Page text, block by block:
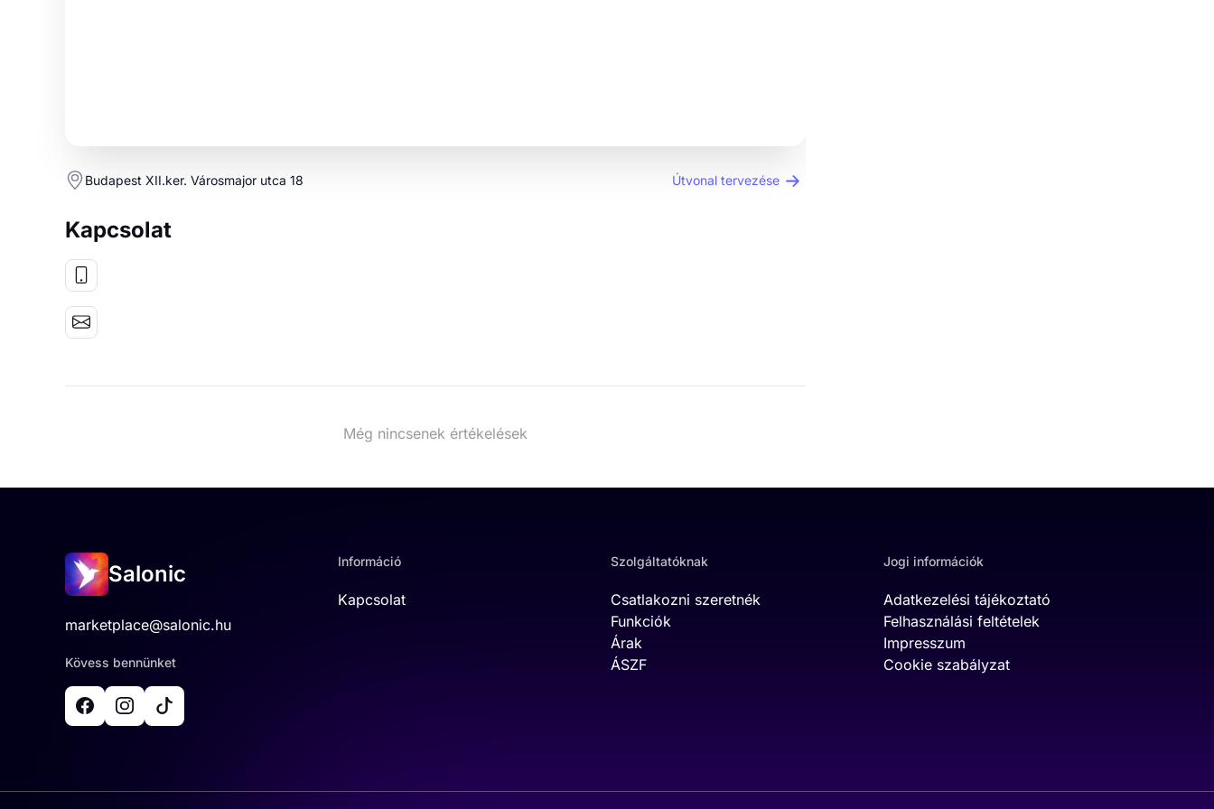
Budapest XII.ker. Városmajor utca 18 Útvonal tervezése
Kapcsolat
Még nincsenek értékelések
Salonic
marketplace@salonic.hu
Kövess bennünket
Információ
Kapcsolat
Szolgáltatóknak
Csatlakozni szeretnék
Funkciók
Árak
ÁSZF
Jogi információk
Adatkezelési tájékoztató
Felhasználási feltételek
Impresszum
Cookie szabályzat